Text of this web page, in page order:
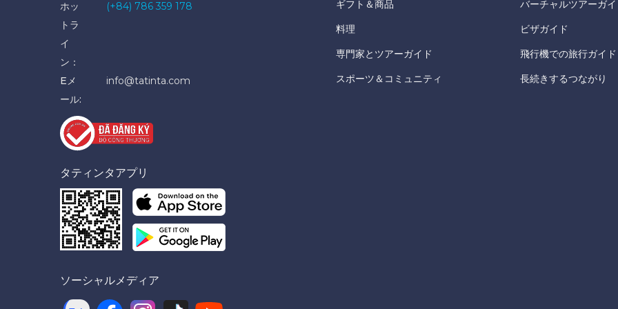
ホッ
トラ
イ
ン：
(+84) 786 359 178
Eメ
ール:
info@tatinta.com
タティンタアプリ
ソーシャルメディア
ギフト＆商品
料理
専門家とツアーガイド
スポーツ＆コミュニティ
バーチャルツアーガ
ビザガイド
飛行機での旅行ガイド
長続きするつながり